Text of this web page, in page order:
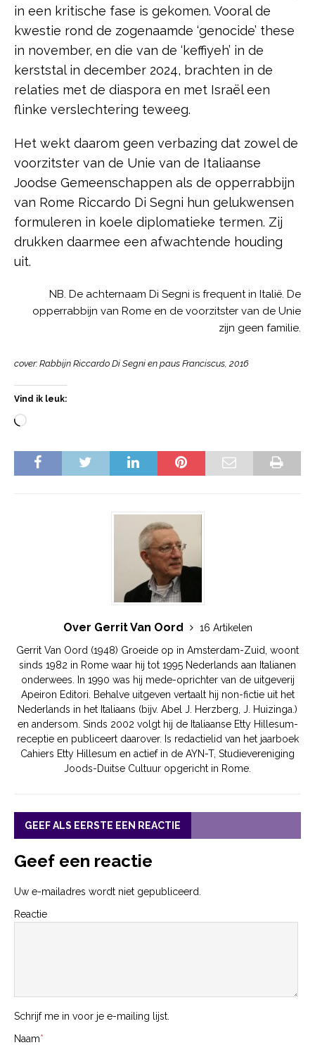
in een kritische fase is gekomen. Vooral de
kwestie rond de zogenaamde ‘genocide’ these
in november, en die van de ‘keffiyeh’ in de
kerststal in december 2024, brachten in de
relaties met de diaspora en met Israël een
flinke verslechtering teweeg.
Het wekt daarom geen verbazing dat zowel de
voorzitster van de Unie van de Italiaanse
Joodse Gemeenschappen als de opperrabbijn
van Rome Riccardo Di Segni hun gelukwensen
formuleren in koele diplomatieke termen. Zij
drukken daarmee een afwachtende houding
uit.
NB. De achternaam Di Segni is frequent in Italië. De
opperrabbijn van Rome en de voorzitster van de Unie
zijn geen familie.
cover: Rabbijn Riccardo Di Segni en paus Franciscus, 2016
Vind ik leuk:
Over Gerrit Van Oord
16 Artikelen
Gerrit Van Oord (1948) Groeide op in Amsterdam-Zuid, woont
sinds 1982 in Rome waar hij tot 1995 Nederlands aan Italianen
onderwees. In 1990 was hij mede-oprichter van de uitgeverij
Apeiron Editori. Behalve uitgeven vertaalt hij non-fictie uit het
Nederlands in het Italiaans (bijv. Abel J. Herzberg, J. Huizinga.)
en andersom. Sinds 2002 volgt hij de Italiaanse Etty Hillesum-
receptie en publiceert daarover. Is redactielid van het jaarboek
Cahiers Etty Hillesum en actief in de AYN-T, Studievereniging
Joods-Duitse Cultuur opgericht in Rome.
GEEF ALS EERSTE EEN REACTIE
Geef een reactie
Uw e-mailadres wordt niet gepubliceerd.
Reactie
Schrijf me in voor je e-mailing lijst.
Naam*